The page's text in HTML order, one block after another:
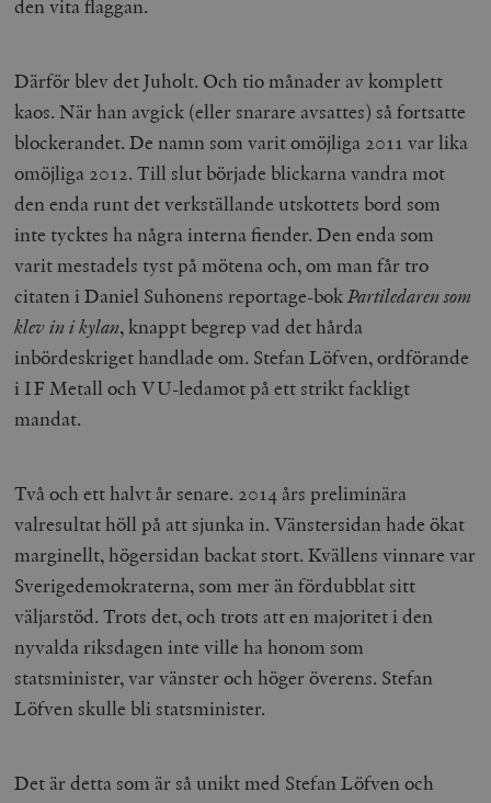
den vita flaggan.
Därför blev det Juholt. Och tio månader av komplett
kaos. När han avgick (eller snarare avsattes) så fortsatte
blockerandet. De namn som varit omöjliga 2011 var lika
omöjliga 2012. Till slut började blickarna vandra mot
den enda runt det verkställande utskottets bord som
inte tycktes ha några interna fiender. Den enda som
varit mestadels tyst på mötena och, om man får tro
citaten i Daniel Suhonens reportage-bokPartiledaren som
klev in i kylan, knappt begrep vad det hårda
inbördeskriget handlade om. Stefan Löfven, ordförande
i IF Metall och VU-ledamot på ett strikt fackligt
mandat.
Två och ett halvt år senare. 2014 års preliminära
valresultat höll på att sjunka in. Vänstersidan hade ökat
marginellt, högersidan backat stort. Kvällens vinnare var
Sverigedemokraterna, som mer än fördubblat sitt
väljarstöd. Trots det, och trots att en majoritet i den
nyvalda riksdagen inte ville ha honom som
statsminister, var vänster och höger överens. Stefan
Löfven skulle bli statsminister.
Det är detta som är så unikt med Stefan Löfven och